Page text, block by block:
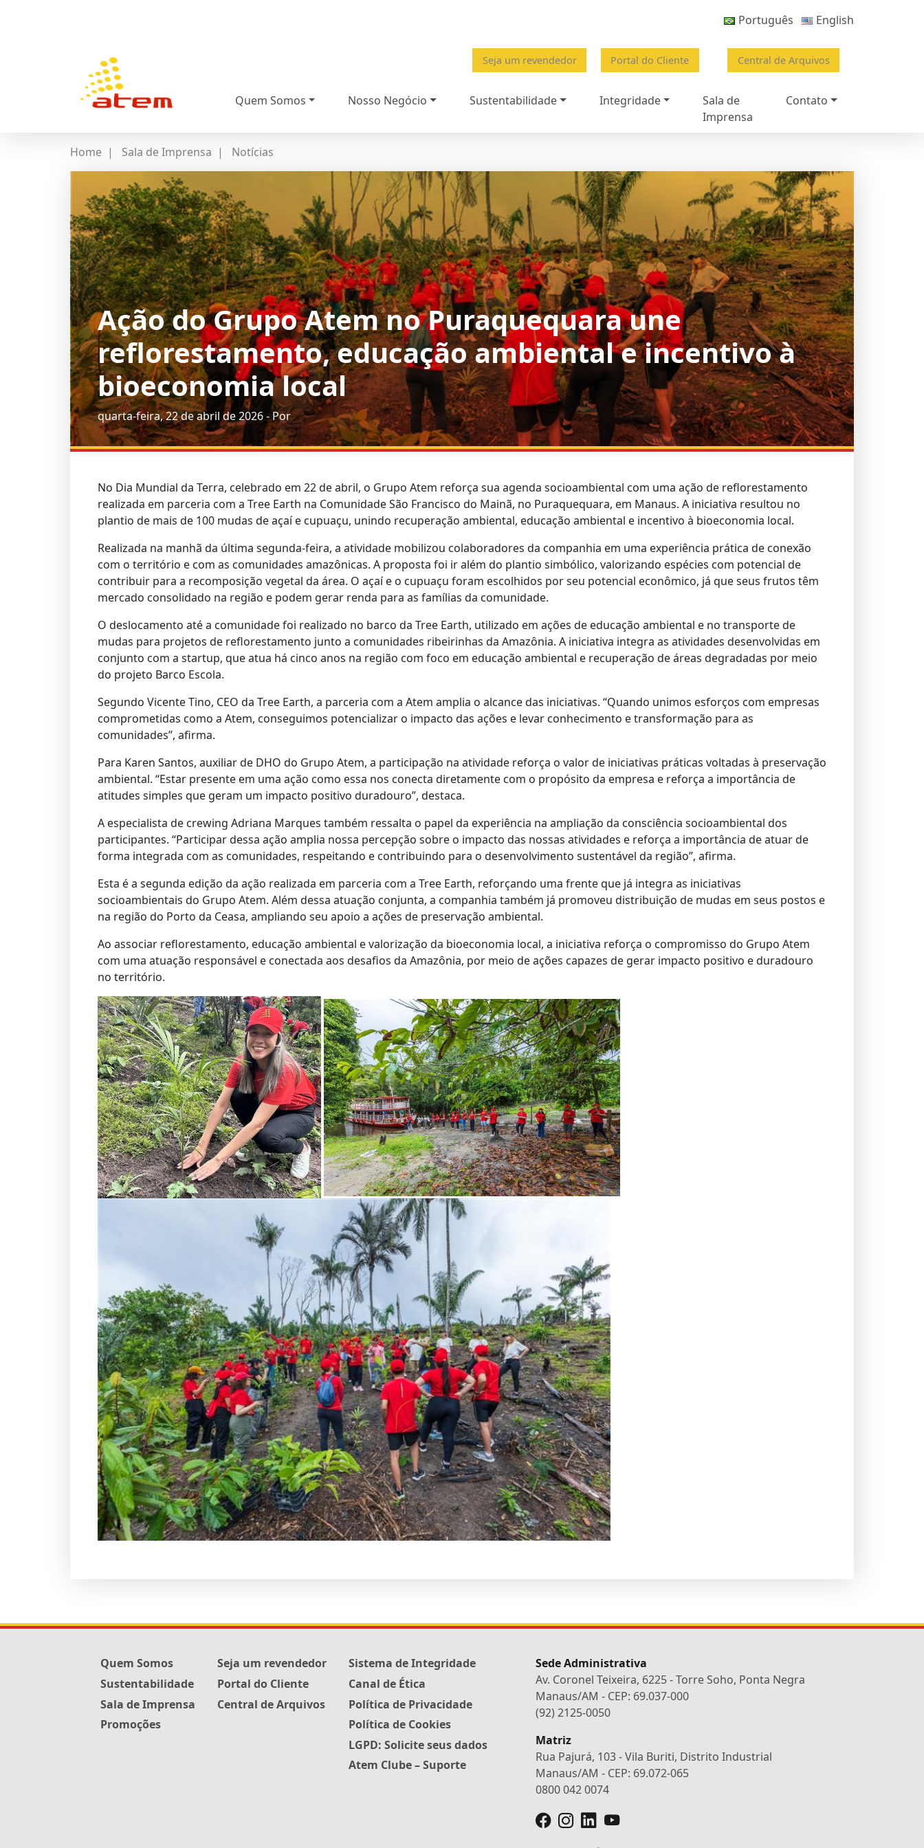
Português English
Seja um revendedor Portal do Cliente Central de Arquivos
Quem Somos Nosso Negócio Sustentabilidade Integridade
Sala de
Imprensa
Contato
Home | Sala de Imprensa | Notícias
Ação do Grupo Atem no Puraquequara une
reflorestamento, educação ambiental e incentivo à
bioeconomia local
quarta-feira, 22 de abril de 2026 - Por
No Dia Mundial da Terra, celebrado em 22 de abril, o Grupo Atem reforça sua agenda socioambiental com uma ação de reflorestamento
realizada em parceria com a Tree Earth na Comunidade São Francisco do Mainã, no Puraquequara, em Manaus. A iniciativa resultou no
plantio de mais de 100 mudas de açaí e cupuaçu, unindo recuperação ambiental, educação ambiental e incentivo à bioeconomia local.
Realizada na manhã da última segunda-feira, a atividade mobilizou colaboradores da companhia em uma experiência prática de conexão
com o território e com as comunidades amazônicas. A proposta foi ir além do plantio simbólico, valorizando espécies com potencial de
contribuir para a recomposição vegetal da área. O açaí e o cupuaçu foram escolhidos por seu potencial econômico, já que seus frutos têm
mercado consolidado na região e podem gerar renda para as famílias da comunidade.
O deslocamento até a comunidade foi realizado no barco da Tree Earth, utilizado em ações de educação ambiental e no transporte de
mudas para projetos de reflorestamento junto a comunidades ribeirinhas da Amazônia. A iniciativa integra as atividades desenvolvidas em
conjunto com a startup, que atua há cinco anos na região com foco em educação ambiental e recuperação de áreas degradadas por meio
do projeto Barco Escola.
Segundo Vicente Tino, CEO da Tree Earth, a parceria com a Atem amplia o alcance das iniciativas. “Quando unimos esforços com empresas
comprometidas como a Atem, conseguimos potencializar o impacto das ações e levar conhecimento e transformação para as
comunidades”, afirma.
Para Karen Santos, auxiliar de DHO do Grupo Atem, a participação na atividade reforça o valor de iniciativas práticas voltadas à preservação
ambiental. “Estar presente em uma ação como essa nos conecta diretamente com o propósito da empresa e reforça a importância de
atitudes simples que geram um impacto positivo duradouro”, destaca.
A especialista de crewing Adriana Marques também ressalta o papel da experiência na ampliação da consciência socioambiental dos
participantes. “Participar dessa ação amplia nossa percepção sobre o impacto das nossas atividades e reforça a importância de atuar de
forma integrada com as comunidades, respeitando e contribuindo para o desenvolvimento sustentável da região”, afirma.
Esta é a segunda edição da ação realizada em parceria com a Tree Earth, reforçando uma frente que já integra as iniciativas
socioambientais do Grupo Atem. Além dessa atuação conjunta, a companhia também já promoveu distribuição de mudas em seus postos e
na região do Porto da Ceasa, ampliando seu apoio a ações de preservação ambiental.
Ao associar reflorestamento, educação ambiental e valorização da bioeconomia local, a iniciativa reforça o compromisso do Grupo Atem
com uma atuação responsável e conectada aos desafios da Amazônia, por meio de ações capazes de gerar impacto positivo e duradouro
no território.
Quem Somos
Sustentabilidade
Sala de Imprensa
Promoções
Seja um revendedor
Portal do Cliente
Central de Arquivos
Sistema de Integridade
Canal de Ética
Política de Privacidade
Política de Cookies
LGPD: Solicite seus dados
Atem Clube – Suporte
Sede Administrativa
Av. Coronel Teixeira, 6225 - Torre Soho, Ponta Negra
Manaus/AM - CEP: 69.037-000
(92) 2125-0050
Matriz
Rua Pajurá, 103 - Vila Buriti, Distrito Industrial
Manaus/AM - CEP: 69.072-065
0800 042 0074